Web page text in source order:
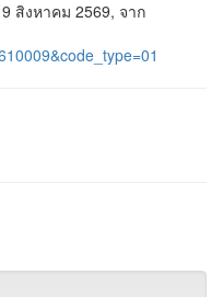
สิงหาคม 2569, จาก